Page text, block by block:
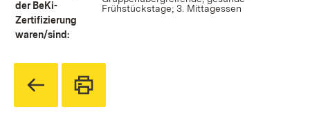
der BeKi-
Zertifizierung
waren/sind:
Frühstückstage; 3. Mittagessen